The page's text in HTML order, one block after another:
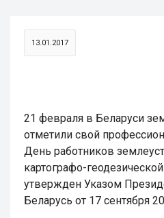
13.01.2017
21 февраля в Беларуси
отметили свой
День работников
картографо-
утвержден Указом
Беларусь от 17 сентября